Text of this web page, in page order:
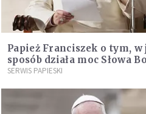
Papież Franciszek o tym, w
sposób działa moc Słowa
SERWIS PAPIESKI